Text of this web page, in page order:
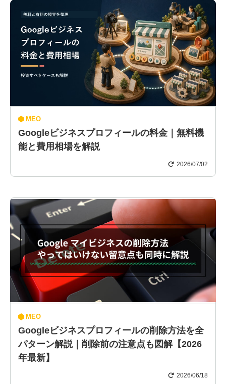
MEO
Googleビジネスプロフィールの料金｜無料機
能と費用相場を解説
2026/07/02
MEO
Googleビジネスプロフィールの削除方法を全
パターン解説｜削除前の注意点も図解【2026
年最新】
2026/06/18